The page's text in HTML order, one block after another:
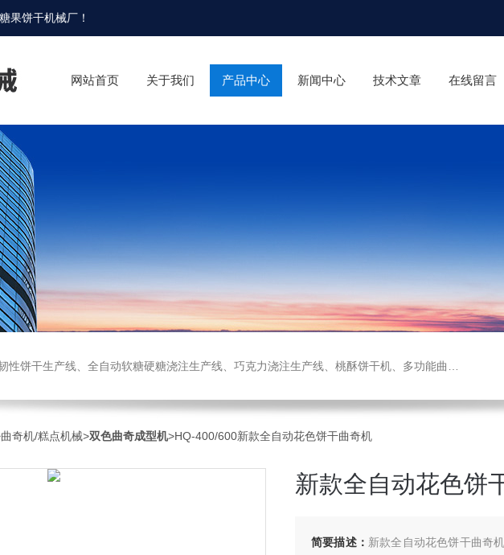
果饼干机械厂 ！
网站首页 关于我们 产品中心 新闻中心 技术文章 在线留言
动软糖硬糖浇注生产线、巧克力浇注生产线、桃酥饼干机、多功能曲奇机、热风旋转炉、蛋糕成型机、全自动蛋卷生产线、月饼生产线、压缩饼干机、小型糖果浇注机、威化机、隧道链条炉、钢带烤炉等食品机械，欢迎您咨询选购！
曲奇机/糕点机械>双色曲奇成型机>HQ-400/600新款全自动花色饼干曲奇机
新款全自动花色饼
简要描述： 新款全自动花色饼干曲奇